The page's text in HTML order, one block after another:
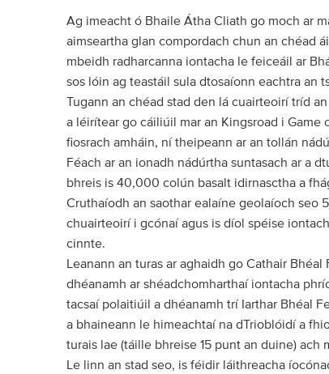
Ag imeacht ó Bhaile Átha Cliath go moch ar
aimseartha glan compordach chun an chéad
mbeidh radharcanna iontacha le feiceáil ar
sos lóin ag teastáil sula dtosaíonn eachtra an
Tugann an chéad stad den lá cuairteoirí tríd
a léirítear go cáiliúil mar an Kingsroad i
fiosrach amháin, ní theipeann ar an tollán
Féach ar an ionadh nádúrtha suntasach ar a
bhreis is 40,000 colún basalt idirnasctha a
Cruthaíodh an saothar ealaíne geolaíoch seo
chuairteoirí i gcónaí agus is díol spéise
cinnte.
Leanann an turas ar aghaidh go Cathair
dhéanamh ar shéadchomharthaí iontacha
tacsaí polaitiúil a dhéanamh trí Iarthar Bhéal
a bhaineann le himeachtaí na dTrioblóidí a
turais lae (táille bhreise 15 punt an duine) ach
Le linn an stad seo, is féidir láithreacha